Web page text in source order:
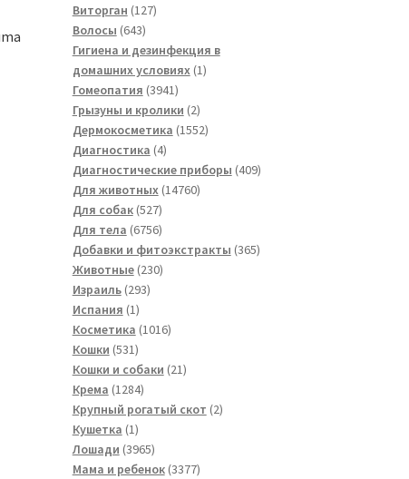
Виторган 127127
Волосы 643643
товара
Гигиена и дезинфекция в
домашних условиях 11
Гомеопатия 39413941
товар
Грызуны и кролики 22
товара
Дермокосметика 15521552
Диагностика 44
товара
Диагностические приборы 409409
Для животных 1476014760
Для собак 527527
товаров
Для тела 67566756
товаров
Добавки и фитоэкстракты 365365
Животные 230230
Израиль 293293
Испания 11
товар
Косметика 10161016
Кошки 531531
товар
Кошки и собаки 2121
Крема 12841284
товара
Крупный рогатый скот 22
Кушетка 11
товар
Лошади 39653965
товаров
Мама и ребенок 33773377